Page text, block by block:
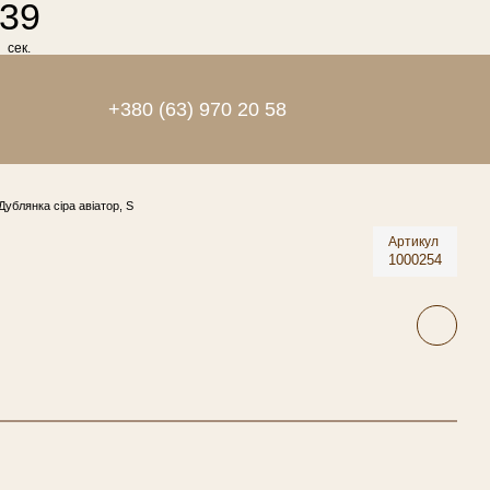
39
сек.
+380 (63) 970 20 58
Дублянка сіра авіатор, S
Артикул
1000254